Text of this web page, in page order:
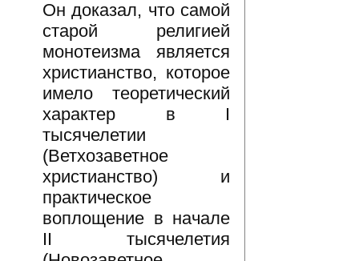
Он доказал, что самой
старой религией
монотеизма является
христианство, которое
имело теоретический
характер в I
тысячелетии
(Ветхозаветное
христианство) и
практическое
воплощение в начале
II тысячелетия